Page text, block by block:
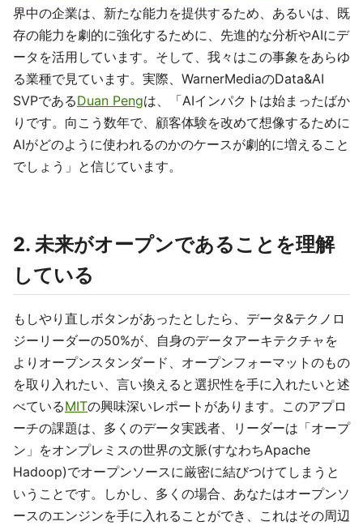
界中の企業は、新たな能力を提供するため、あるいは、既
存の能力を劇的に強化するために、先進的な分析やAIにデ
ータを活用しています。そして、我々はこの事象をあらゆ
る業種で見ています。実際、WarnerMediaのData&AI
SVPであるDuan Pengは、「AIインパクトは始まったばか
りです。向こう数年で、顧客体験を改めて想像するために
AIがどのように使われるのかのケースが劇的に増えること
でしょう」と信じています。
2. 未来がオープンであることを理解
している
もしやり直しボタンがあったとしたら、データ&テクノロ
ジーリーダーの50%が、自身のデータアーキテクチャを
よりオープンスタンダード、オープンフォーマットのもの
を取り入れたい、言い換えると選択性を手に入れたいと述
べているMITの興味深いレポートがあります。このアプロ
ーチの課題は、多くのデータ実践者、リーダーは「オープ
ン」をオンプレミスの世界の文脈(すなわちApache
Hadoop)でオープンソースに厳密に結びつけてしまうと
いうことです。しかし、多くの場合、あなたはオープンソ
ースのエンジンを手に入れることができ、これはその周辺